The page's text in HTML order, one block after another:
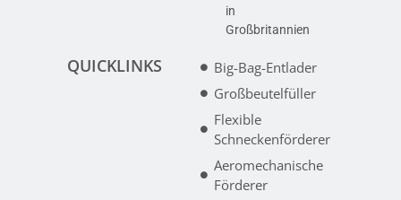
in
Großbritannien
QUICKLINKS
Big-Bag-Entlader
Großbeutelfüller
Flexible
Schneckenförderer
Aeromechanische
Förderer